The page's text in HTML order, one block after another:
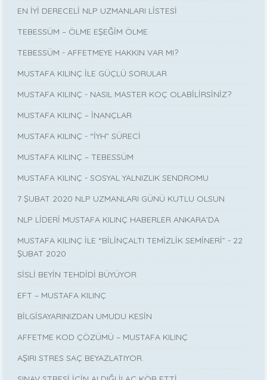
EN İYİ DERECELİ NLP UZMANLARI LİSTESİ
TEBESSÜM – ÖLME EŞEĞİM ÖLME
TEBESSÜM - AFFETMEYE HAKKIN VAR MI?
MUSTAFA KILINÇ İLE GÜÇLÜ SORULAR
MUSTAFA KILINÇ - NASIL MASTER KOÇ OLABİLİRSİNİZ?
MUSTAFA KILINÇ – İNANÇLAR
MUSTAFA KILINÇ - “İYH” SÜRECİ
MUSTAFA KILINÇ – TEBESSÜM
MUSTAFA KILINÇ - SOSYAL YALNIZLIK SENDROMU
7 ŞUBAT 2020 NLP UZMANLARI GÜNÜ KUTLU OLSUN
NLP LİDERİ MUSTAFA KILINÇ HABERLER ANKARA’DA
MUSTAFA KILINÇ İLE “BİLİNÇALTI TEMİZLİK SEMİNERİ” - 22
ŞUBAT 2020
SİSLİ BEYİN TEHDİDİ BÜYÜYOR
EFT – MUSTAFA KILINÇ
BİLGİSAYARINIZDAN UMUDU KESİN
AFFETME KOD ÇÖZÜMÜ – MUSTAFA KILINÇ
AŞIRI STRES SAÇ BEYAZLATIYOR.